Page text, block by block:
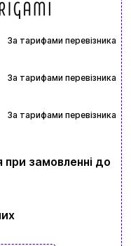
За тарифами перевізника
За тарифами перевізника
За тарифами перевізника
при замовленні до